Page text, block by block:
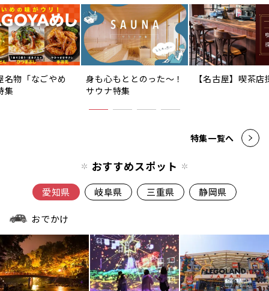
名物「なごやめ
集
身も心もととのった〜！
サウナ特集
【名古屋】喫茶店
特集一覧へ
おすすめスポット
愛知県 岐阜県 三重県 静岡県
おでかけ